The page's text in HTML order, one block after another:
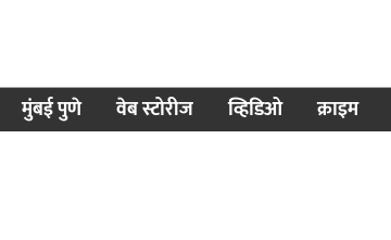
मुंबई पुणे वेब स्टोरीज व्हिडिओ क्राइम